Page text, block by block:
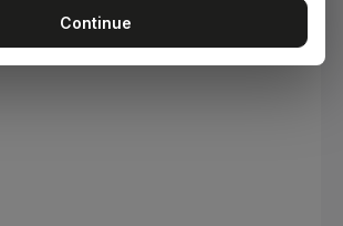
Continue